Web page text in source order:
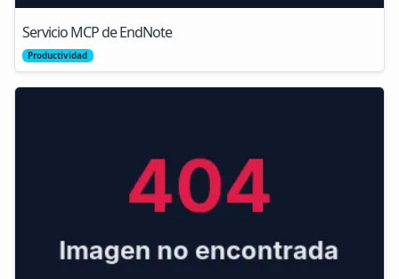
Servicio MCP de EndNote
Productividad